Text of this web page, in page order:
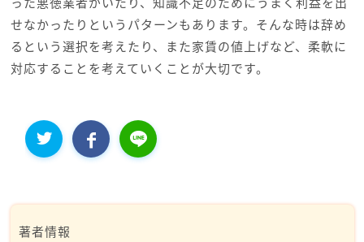
せなかったりというパターンもあります。そんな時は辞め
るという選択を考えたり、また家賃の値上げなど、柔軟に
対応することを考えていくことが大切です。
著者情報